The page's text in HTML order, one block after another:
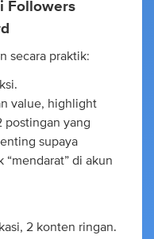
Followers
secara praktik:
value, highlight
postingan yang
supaya
di akun
2 konten ringan.